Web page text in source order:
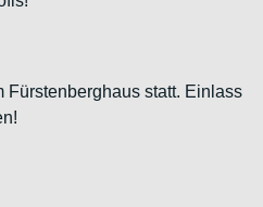
Fürstenberghaus statt. Einlass